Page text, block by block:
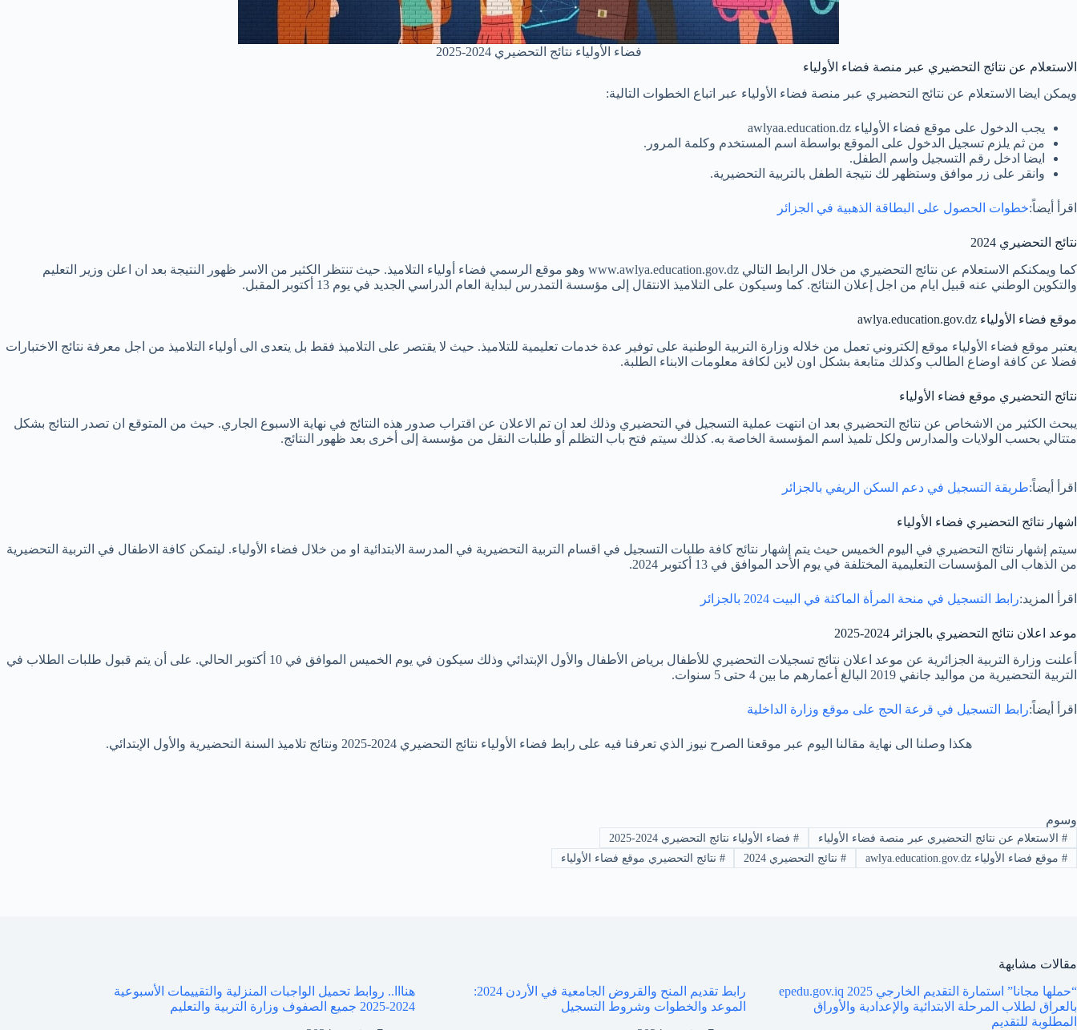
فضاء الأولياء نتائج التحضيري 2024-2025
الاستعلام عن نتائج التحضيري عبر منصة فضاء الأولياء
ويمكن ايضا الاستعلام عن نتائج التحضيري عبر منصة فضاء الأولياء عبر اتباع الخطوات التالية:
يجب الدخول على موقع فضاء الأولياء awlyaa.education.dz
من ثم يلزم تسجيل الدخول على الموقع بواسطة اسم المستخدم وكلمة المرور.
ايضا ادخل رقم التسجيل واسم الطفل.
وانقر على زر موافق وستظهر لك نتيجة الطفل بالتربية التحضيرية.
اقرأ أيضاً:خطوات الحصول على البطاقة الذهبية في الجزائر
نتائج التحضيري 2024
كما ويمكنكم الاستعلام عن نتائج التحضيري من خلال الرابط التالي www.awlya.education.gov.dz وهو موقع الرسمي فضاء أولياء التلاميذ. حيث تنتظر الكثير من الاسر ظهور النتيجة بعد ان اعلن وزير التعليم
والتكوين الوطني عنه قبيل ايام من اجل إعلان النتائج. كما وسيكون على التلاميذ الانتقال إلى مؤسسة التمدرس لبداية العام الدراسي الجديد في يوم 13 أكتوبر المقبل.
موقع فضاء الأولياء awlya.education.gov.dz
يعتبر موقع فضاء الأولياء موقع إلكتروني تعمل من خلاله وزارة التربية الوطنية على توفير عدة خدمات تعليمية للتلاميذ. حيث لا يقتصر على التلاميذ فقط بل يتعدى الى أولياء التلاميذ من اجل معرفة نتائج الاختبارات
فضلا عن كافة اوضاع الطالب وكذلك متابعة بشكل اون لاين لكافة معلومات الابناء الطلبة.
نتائج التحضيري موقع فضاء الأولياء
يبحث الكثير من الاشخاص عن نتائج التحضيري بعد ان انتهت عملية التسجيل في التحضيري وذلك لعد ان تم الاعلان عن اقتراب صدور هذه النتائج في نهاية الاسبوع الجاري. حيث من المتوقع ان تصدر النتائج بشكل
متتالي بحسب الولايات والمدارس ولكل تلميذ اسم المؤسسة الخاصة به. كذلك سيتم فتح باب التظلم أو طلبات النقل من مؤسسة إلى أخرى بعد ظهور النتائج.
اقرأ أيضاً:طريقة التسجيل في دعم السكن الريفي بالجزائر
اشهار نتائج التحضيري فضاء الأولياء
سيتم إشهار نتائج التحضيري في اليوم الخميس حيث يتم إشهار نتائج كافة طلبات التسجيل في اقسام التربية التحضيرية في المدرسة الابتدائية او من خلال فضاء الأولياء. ليتمكن كافة الاطفال في التربية التحضيرية
من الذهاب الى المؤسسات التعليمية المختلفة في يوم الأحد الموافق في 13 أكتوبر 2024.
اقرأ المزيد:رابط التسجيل في منحة المرأة الماكثة في البيت 2024 بالجزائر
موعد اعلان نتائج التحضيري بالجزائر 2024-2025
أعلنت وزارة التربية الجزائرية عن موعد اعلان نتائج تسجيلات التحضيري للأطفال برياض الأطفال والأول الإبتدائي وذلك سيكون في يوم الخميس الموافق في 10 أكتوبر الحالي. على أن يتم قبول طلبات الطلاب في
التربية التحضيرية من مواليد جانفي 2019 البالغ أعمارهم ما بين 4 حتى 5 سنوات.
اقرأ أيضاً:رابط التسجيل في قرعة الحج على موقع وزارة الداخلية
هكذا وصلنا الى نهاية مقالنا اليوم عبر موقعنا الصرح نيوز الذي تعرفنا فيه على رابط فضاء الأولياء نتائج التحضيري 2024-2025 ونتائج تلاميذ السنة التحضيرية والأول الإبتدائي.
وسوم
#الاستعلام عن نتائج التحضيري عبر منصة فضاء الأولياء #فضاء الأولياء نتائج التحضيري 2024-2025
#موقع فضاء الأولياء awlya.education.gov.dz #نتائج التحضيري 2024 # نتائج التحضيري موقع فضاء الأولياء
مقالات مشابهة
“حملها مجانا” استمارة التقديم الخارجي 2025 epedu.gov.iq
بالعراق لطلاب المرحلة الابتدائية والإعدادية والأوراق
المطلوبة للتقديم
رابط تقديم المنح والقروض الجامعية في الأردن 2024:
الموعد والخطوات وشروط التسجيل
هنااا.. روابط تحميل الواجبات المنزلية والتقييمات الأسبوعية
2024-2025 جميع الصفوف وزارة التربية والتعليم